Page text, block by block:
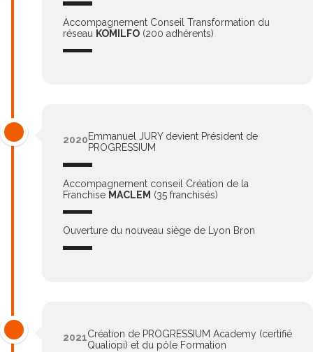
Accompagnement Conseil Transformation du
réseau KOMILFO (200 adhérents)
2020Emmanuel JURY devient Président de
PROGRESSIUM
Accompagnement conseil Création de la
Franchise MACLEM (35 franchisés)
Ouverture du nouveau siège de Lyon Bron
2021Création de PROGRESSIUM Academy (certifié
Qualiopi) et du pôle Formation